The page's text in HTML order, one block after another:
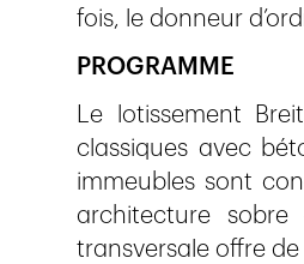
fois, le donneur
PROGRAMME
Le lotissement
classiques avec
immeubles sont
architecture
transversale offre